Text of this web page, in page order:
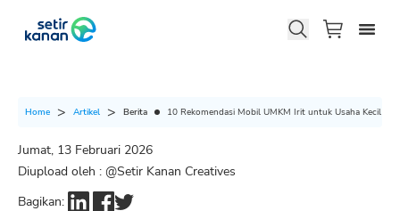
Home Artikel Berita 10 Rekomendasi Mobil UMKM Irit untuk Usaha Kecil
Jumat, 13 Februari 2026
Diupload oleh : @Setir Kanan Creatives
Bagikan: